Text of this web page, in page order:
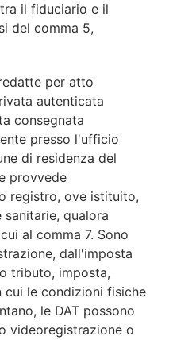
il fiduciario e il
del comma 5,
per atto
autenticata
consegnata
presso l'ufficio
di residenza del
provvede
registro, ove istituito,
qualora
al comma 7. Sono
dall'imposta
tributo, imposta,
cui le condizioni fisiche
le DAT possono
videoregistrazione o